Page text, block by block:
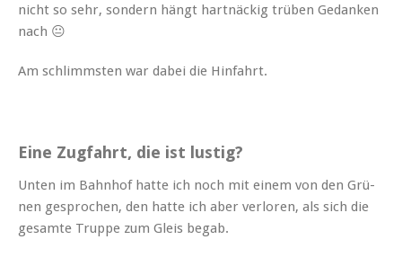
nicht so sehr, son­dern hängt hart­näck­ig trüben Gedanken
nach 😐
Am schlimm­sten war dabei die Hinfahrt.
Eine Zugfahrt, die ist lustig?
Unten im Bahn­hof hat­te ich noch mit einem von den Grü­
nen gesprochen, den hat­te ich aber ver­loren, als sich die
gesamte Truppe zum Gleis begab.